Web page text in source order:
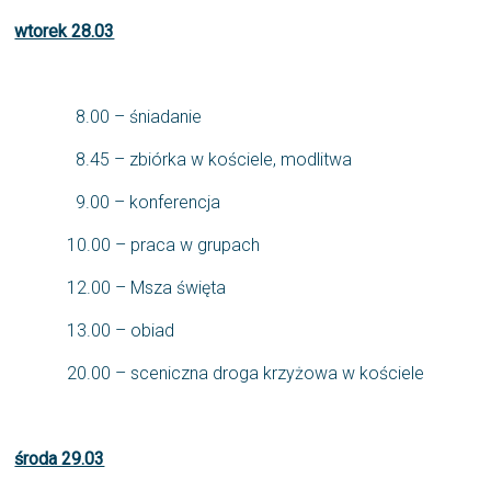
wtorek 28.03
8.00 – śniadanie
8.45 – zbiórka w kościele, modlitwa
9.00 – konferencja
10.00 – praca w grupach
12.00 – Msza święta
13.00 – obiad
20.00 – sceniczna droga krzyżowa w kościele
środa 29.03